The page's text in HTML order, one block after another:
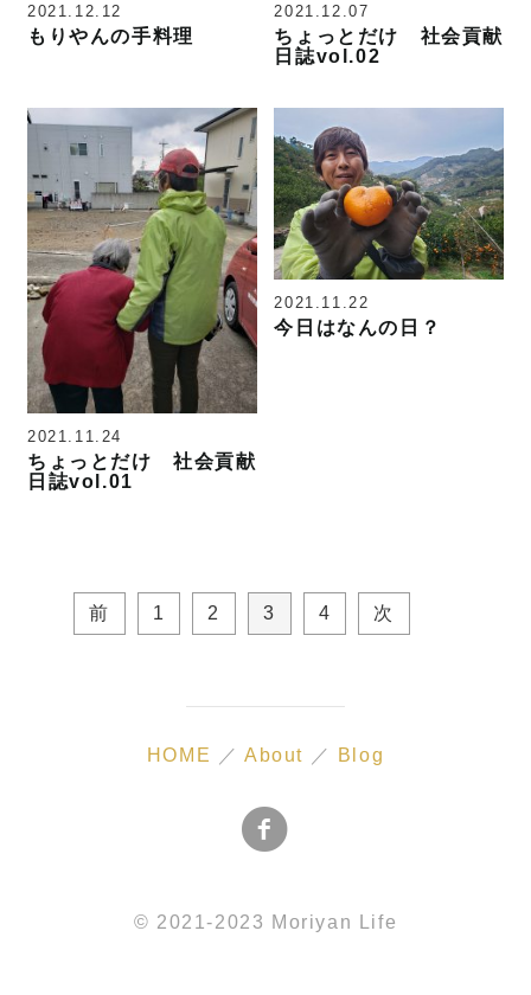
2021.12.12
もりやんの手料理
2021.12.07
ちょっとだけ 社会貢献
日誌vol.02
2021.11.24
ちょっとだけ 社会貢献
日誌vol.01
2021.11.22
今日はなんの日？
前 1 2 3 4 次
HOME ／ About ／ Blog
© 2021-2023 Moriyan Life